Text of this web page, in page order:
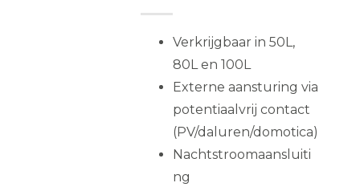
Verkrijgbaar in 50L,
80L en 100L
Externe aansturing via
potentiaalvrij contact
(PV/daluren/domotica)
Nachtstroomaansluiti
ng